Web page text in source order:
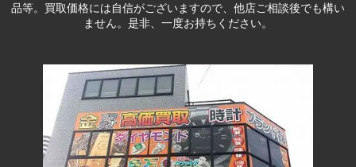
品等。 買取価格には自信がございますので、他店ご相談後でも構い
ません。是非、一度お持ちください。